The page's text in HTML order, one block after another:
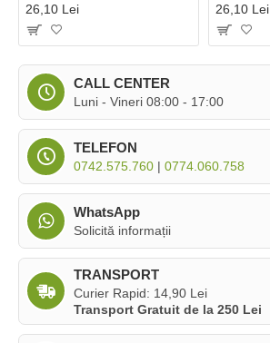
CALL CENTER
Luni - Vineri 08:00 - 17:00
TELEFON
0742.575.760 | 0774.060.758
WhatsApp
Solicită informații
TRANSPORT
Curier Rapid: 14,90 Lei
Transport Gratuit de la 250 Lei
26,10 Lei 26,10 Lei